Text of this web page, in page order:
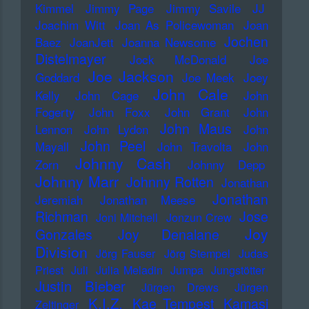
Kimmel
Jimmy Page Jimmy Savile
JJ
Joachim Witt Joan As Policewoman Joan
Baez JoanJett Joanna Newsome Jochen
Distelmayer
Jock McDonald
Joe
Goddard Joe Jackson Joe Meek Joey
Kelly
John Cage John Cale
John
Fogerty
John Foxx John Grant
John
Lennon
John Lydon John Maus
John
Mayall
John Peel John Travolta
John
Zorn
Johnny Cash Johnny Depp
Johnny Marr Johnny Rotten Jonathan
Jeremiah
Jonathan Meese
Jonathan
Richman Joni Mitchell Jonzun Crew Jose
Gonzales
Joy Denalane
Joy
Division Jörg Fauser Jörg Stempel Judas
Priest Juli Julia Meladin Jumpa Jungstötter
Justin Bieber Jürgen Drews
Jürgen
Zeltinger
K.I.Z. Kae Tempest Kamasi